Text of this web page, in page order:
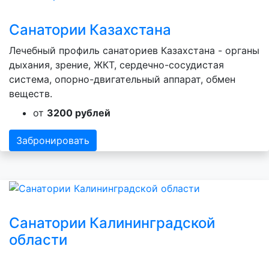
Санатории Казахстана
Лечебный профиль санаториев Казахстана - органы
дыхания, зрение, ЖКТ, сердечно-сосудистая
система, опорно-двигательный аппарат, обмен
веществ.
от 3200 рублей
Забронировать
Санатории Калининградской
области